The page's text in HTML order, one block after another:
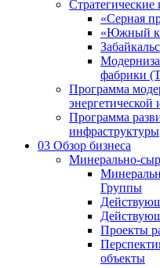
«Серная
«Южный
фабрики
Программа
Программа
инфраструктуры
03 Обзор бизнеса
Минерально-
Группы
Проекты
объекты